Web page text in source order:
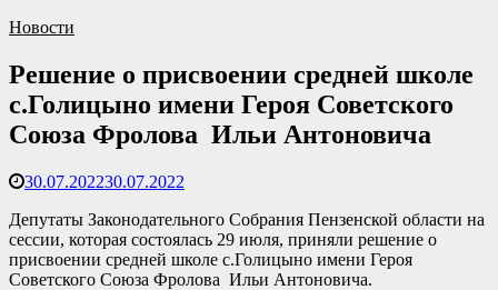
Новости
Решение о присвоении средней школе
с.Голицыно имени Героя Советского
Союза Фролова Ильи Антоновича
30.07.202230.07.2022
Депутаты Законодательного Собрания Пензенской области на
сессии, которая состоялась 29 июля, приняли решение о
присвоении средней школе с.Голицыно имени Героя
Советского Союза Фролова Ильи Антоновича.